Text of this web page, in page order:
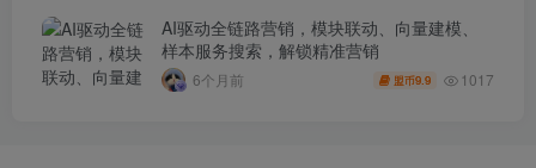
AI驱动全链路营销，模块联动、向量建模、
样本服务搜索，解锁精准营销
6个月前 盟币9.9 1017